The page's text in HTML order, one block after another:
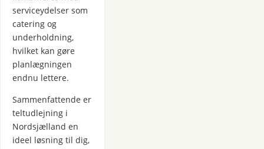
serviceydelser som
catering og
underholdning,
hvilket kan gøre
planlægningen
endnu lettere.
Sammenfattende er
teltudlejning i
Nordsjælland en
ideel løsning til dig,